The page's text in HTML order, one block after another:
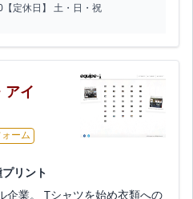
【定休日】 土・日・祝
イ
ーム
リント
企業。 Tシャツを始め衣類への